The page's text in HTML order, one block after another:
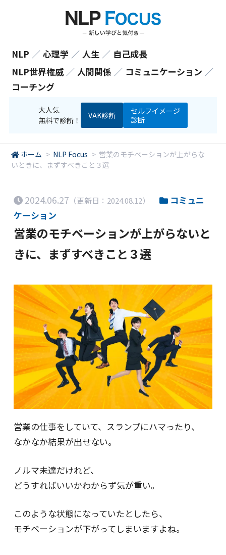
NLP ／ 心理学 ／ 人生 ／ 自己成長
NLP世界権威 ／ 人間関係 ／ コミュニケーション ／
コーチング
大人気
無料で診断！
VAK診断
セルフイメージ
診断
ホーム > NLP Focus > 営業のモチベーションが上がらな
いときに、まずすべきこと３選
2024.06.27 （更新日：2024.08.12）
コミュニ
ケーション
営業のモチベーションが上がらないと
きに、まずすべきこと３選
営業の仕事をしていて、スランプにハマったり、
なかなか結果が出せない。
ノルマ未達だけれど、
どうすればいいかわからず気が重い。
このような状態になっていたとしたら、
モチベーションが下がってしまいますよね。